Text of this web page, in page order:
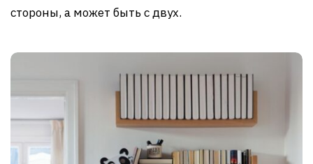
стороны, а может быть с двух.